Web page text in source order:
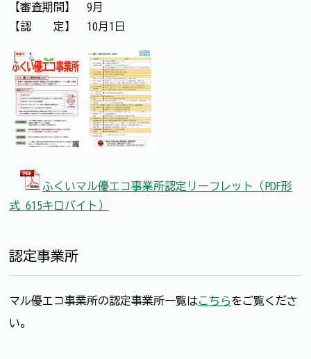
【審査期間】 9月
【認 定】 10月1日
ふくいマル優エコ事業所認定リーフレット（PDF形
式 615キロバイト）
認定事業所
マル優エコ事業所の認定事業所一覧はこちらをご覧くださ
い。